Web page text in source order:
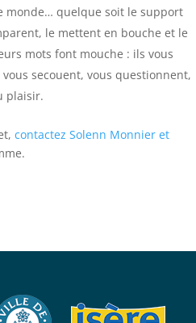
monde… quelque soit le support
le mettent en bouche et le
mots font mouche : ils vous
secouent, vous questionnent,
plaisir.
contactez Solenn Monnier et